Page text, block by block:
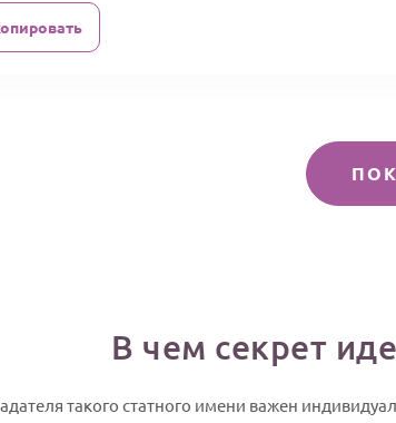
В чем секрет
такого статного имени важен